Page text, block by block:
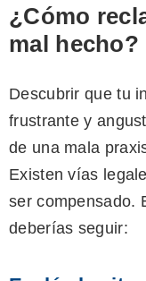
¿Cómo
mal hecho?
Descubrir que tu
frustrante y
de una mala
Existen vías
ser compensado.
deberías seguir: